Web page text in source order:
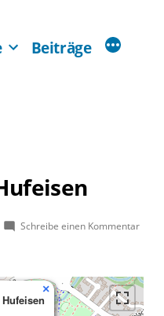
Beiträge
Schreibe einen Kommentarzu
×